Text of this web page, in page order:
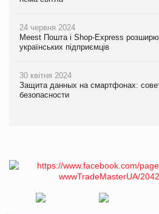
24 червня 2024
Meest Пошта і Shop-Express
українських підприємців
30 квітня 2024
Защита данных на смартфонах:
безопасности